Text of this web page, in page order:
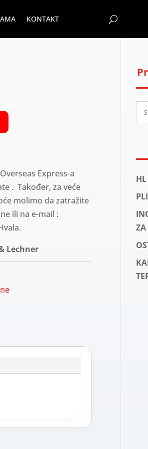
KONTAKT
Express-a
. Također, za veće
molimo da zatražite
ili na e-mail :
Lechner
ZA